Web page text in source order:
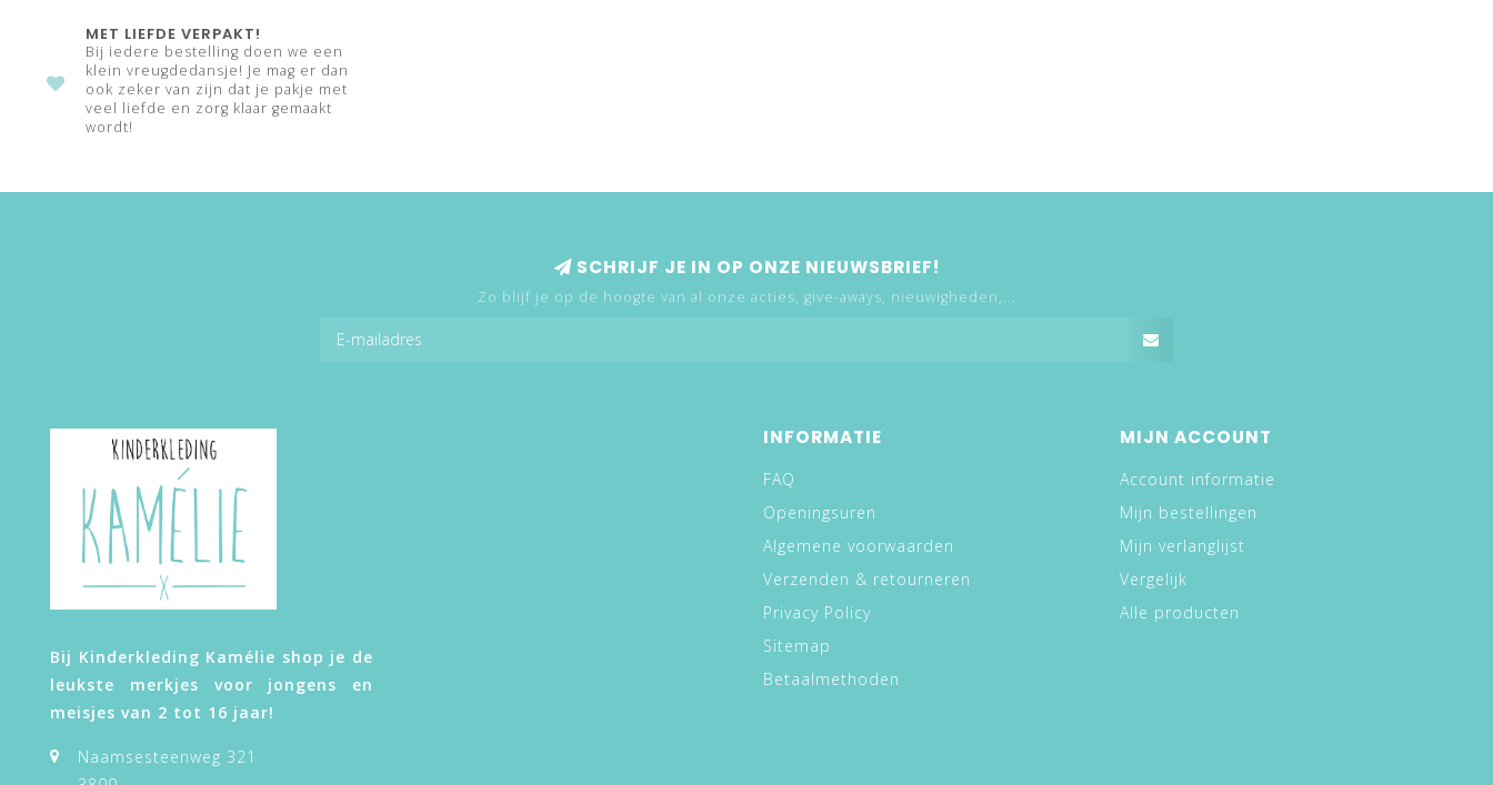
MET LIEFDE VERPAKT!
Bij iedere bestelling doen we een
klein vreugdedansje! Je mag er dan
ook zeker van zijn dat je pakje met
veel liefde en zorg klaar gemaakt
wordt!
SCHRIJF JE IN OP ONZE NIEUWSBRIEF!
Zo blijf je op de hoogte van al onze acties, give-aways, nieuwigheden,...
Bij Kinderkleding Kamélie shop je de
leukste merkjes voor jongens en
meisjes van 2 tot 16 jaar!
Naamsesteenweg 321
INFORMATIE
FAQ
Openingsuren
Algemene voorwaarden
Verzenden & retourneren
Privacy Policy
Sitemap
Betaalmethoden
MIJN ACCOUNT
Account informatie
Mijn bestellingen
Mijn verlanglijst
Vergelijk
Alle producten